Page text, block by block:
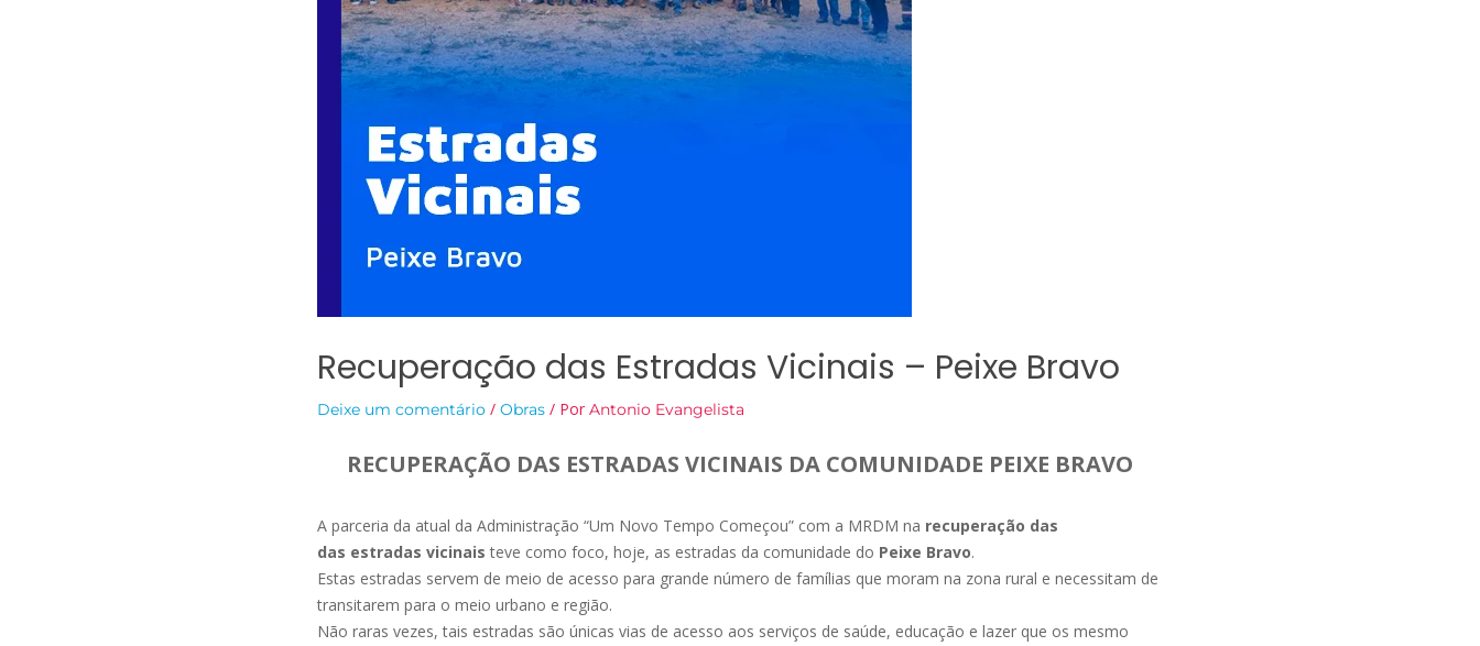
Recuperação das Estradas Vicinais – Peixe Bravo
Deixe um comentário / Obras / Por Antonio Evangelista
RECUPERAÇÃO DAS ESTRADAS VICINAIS DA COMUNIDADE PEIXE BRAVO
A parceria da atual da Administração “Um Novo Tempo Começou” com a MRDM na recuperação das
das estradas vicinais teve como foco, hoje, as estradas da comunidade do Peixe Bravo.
Estas estradas servem de meio de acesso para grande número de famílias que moram na zona rural e necessitam de
transitarem para o meio urbano e região.
Não raras vezes, tais estradas são únicas vias de acesso aos serviços de saúde, educação e lazer que os mesmo